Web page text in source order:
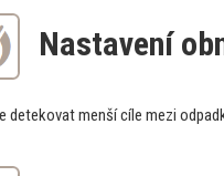
Nastavení
detekovat menší cíle mezi